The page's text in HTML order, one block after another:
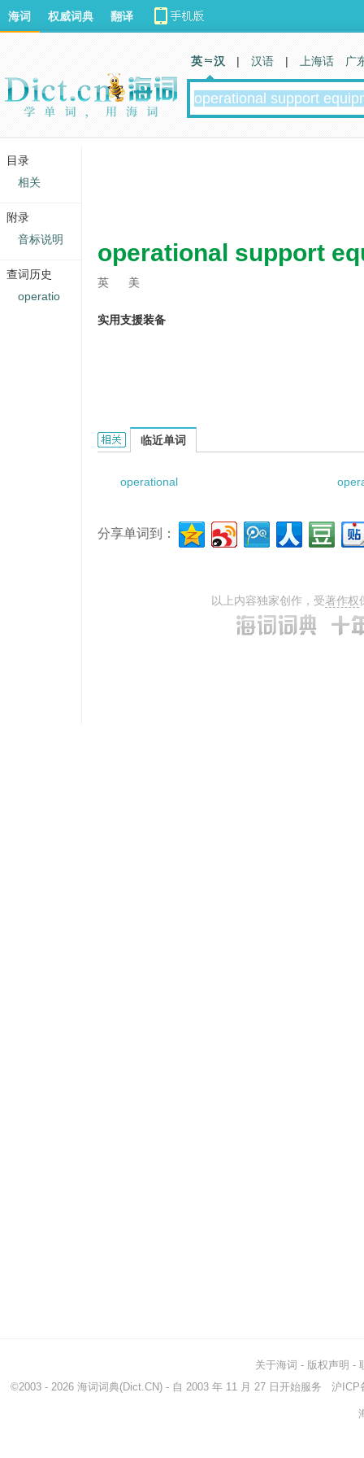
operational support
英 美
实用支援装备
operational support equipment的相关资料：
临近单词
operational
分享单词到：
以上内容独家创作，受著作权
海词 权威词典 翻译
英 汉 | 汉语 | 上海话 广
关于海词 - 版权声明 -
©2003 - 2026 海词词典(Dict.CN) - 自 2003 年 11 月 27 日开始服务 沪ICP
目录
相关
附录
音标说明
查词历史
operatio